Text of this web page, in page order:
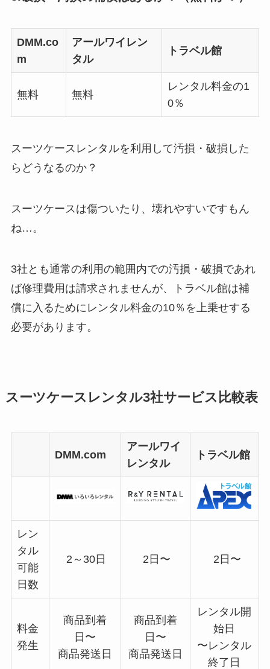
DMM.co
m
アールワイレン
タル
トラベル館
無料 無料
レンタル料金の1
0％
スーツケースレンタルを利用して汚損・破損した
らどうなるのか？
スーツケースは傷ついたり、壊れやすいですもん
ね…。
3社とも通常の利用の範囲内での汚損・破損であれ
ば修理費用は請求されませんが、トラベル館は補
償に入るためにレンタル料金の10％を上乗せする
必要があります。
スーツケースレンタル3社サービス比較表
DMM.com
アールワイ
レンタル
トラベル館
レン
タル
可能
日数
2～30日 2日〜 2日〜
料金
発生
商品到着
日〜
商品発送日
商品到着
日〜
商品発送日
レンタル開
始日
〜レンタル
終了日